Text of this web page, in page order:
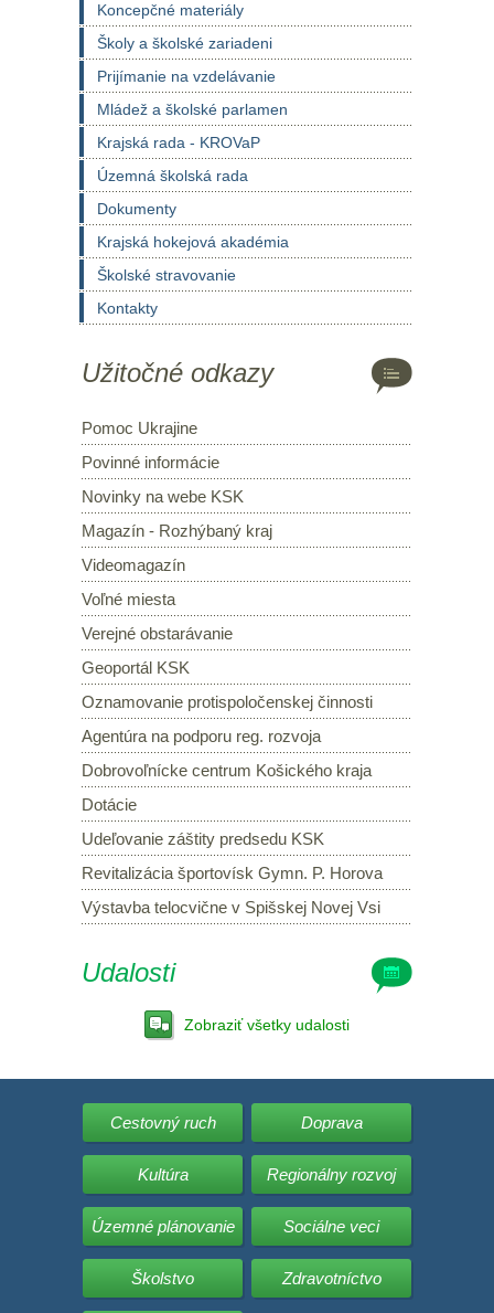
Koncepčné materiály
Školy a školské zariadeni
Prijímanie na vzdelávanie
Mládež a školské parlamen
Krajská rada - KROVaP
Územná školská rada
Dokumenty
Krajská hokejová akadémia
Školské stravovanie
Kontakty
Užitočné odkazy
Pomoc Ukrajine
Povinné informácie
Novinky na webe KSK
Magazín - Rozhýbaný kraj
Videomagazín
Voľné miesta
Verejné obstarávanie
Geoportál KSK
Oznamovanie protispoločenskej činnosti
Agentúra na podporu reg. rozvoja
Dobrovoľnícke centrum Košického kraja
Dotácie
Udeľovanie záštity predsedu KSK
Revitalizácia športovísk Gymn. P. Horova
Výstavba telocvične v Spišskej Novej Vsi
Udalosti
Zobraziť všetky udalosti
Cestovný ruch Doprava
Kultúra Regionálny rozvoj
Územné plánovanie Sociálne veci
Školstvo Zdravotníctvo